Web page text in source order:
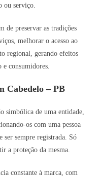
ou serviço.
de preservar as tradições
melhorar o acesso ao
regional, gerando efeitos
consumidores.
Cabedelo – PB
simbólica de uma entidade,
os com uma pessoa
ser sempre registrada. Só
a proteção da mesma.
constante à marca, com